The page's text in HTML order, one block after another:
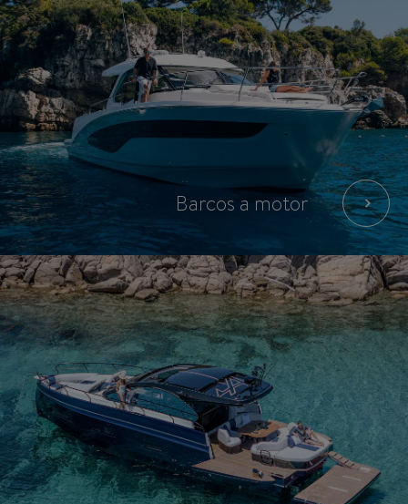
Barcos a motor